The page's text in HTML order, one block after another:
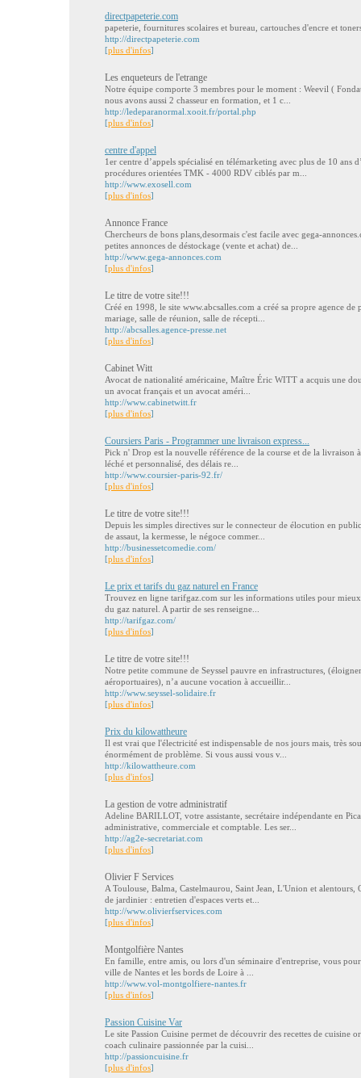
directpapeterie.com
papeterie, fournitures scolaires et bureau, cartouches d'encre et
http://directpapeterie.com
[plus d'infos]
Les enqueteurs de l'etrange
Notre équipe comporte 3 membres pour le moment : Weevil (
nous avons aussi 2 chasseur en formation, et 1 c...
http://ledeparanormal.xooit.fr/portal.php
[plus d'infos]
centre d'appel
1er centre d’appels spécialisé en télémarketing avec plus de 10 ans
procédures orientées TMK - 4000 RDV ciblés par m...
http://www.exosell.com
[plus d'infos]
Annonce France
Chercheurs de bons plans,desormais c'est facile avec gega-
petites annonces de déstockage (vente et achat) de...
http://www.gega-annonces.com
[plus d'infos]
Le titre de votre site!!!
Créé en 1998, le site www.abcsalles.com a créé sa propre agence de
mariage, salle de réunion, salle de récepti...
http://abcsalles.agence-presse.net
[plus d'infos]
Cabinet Witt
Avocat de nationalité américaine, Maître Éric WITT a acquis une
un avocat français et un avocat améri...
http://www.cabinetwitt.fr
[plus d'infos]
Coursiers Paris - Programmer une livraison express...
Pick n' Drop est la nouvelle référence de la course et de la livraison
léché et personnalisé, des délais re...
http://www.coursier-paris-92.fr/
[plus d'infos]
Le titre de votre site!!!
Depuis les simples directives sur le connecteur de élocution en
de assaut, la kermesse, le négoce commer...
http://businessetcomedie.com/
[plus d'infos]
Le prix et tarifs du gaz naturel en France
Trouvez en ligne tarifgaz.com sur les informations utiles pour
du gaz naturel. A partir de ses renseigne...
http://tarifgaz.com/
[plus d'infos]
Le titre de votre site!!!
Notre petite commune de Seyssel pauvre en infrastructures,
aéroportuaires), n’a aucune vocation à accueillir...
http://www.seyssel-solidaire.fr
[plus d'infos]
Prix du kilowattheure
Il est vrai que l'électricité est indispensable de nos jours mais, très
énormément de problème. Si vous aussi vous v...
http://kilowattheure.com
[plus d'infos]
La gestion de votre administratif
Adeline BARILLOT, votre assistante, secrétaire indépendante en
administrative, commerciale et comptable. Les ser...
http://ag2e-secretariat.com
[plus d'infos]
Olivier F Services
A Toulouse, Balma, Castelmaurou, Saint Jean, L'Union et alentours,
de jardinier : entretien d'espaces verts et...
http://www.olivierfservices.com
[plus d'infos]
Montgolfière Nantes
En famille, entre amis, ou lors d'un séminaire d'entreprise, vous
ville de Nantes et les bords de Loire à ...
http://www.vol-montgolfiere-nantes.fr
[plus d'infos]
Passion Cuisine Var
Le site Passion Cuisine permet de découvrir des recettes de cuisine
coach culinaire passionnée par la cuisi...
http://passioncuisine.fr
[plus d'infos]